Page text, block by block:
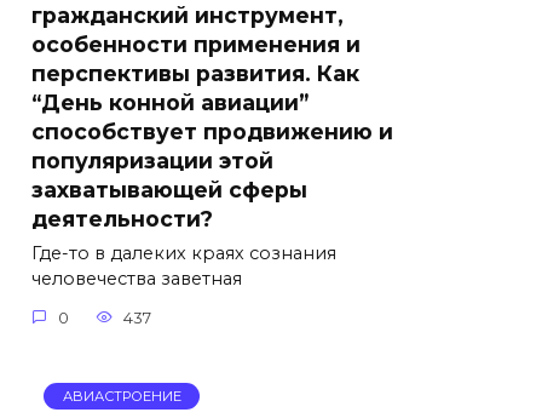
гражданский инструмент,
особенности применения и
перспективы развития. Как
“День конной авиации”
способствует продвижению и
популяризации этой
захватывающей сферы
деятельности?
Где-то в далеких краях сознания
человечества заветная
0 437
АВИАСТРОЕНИЕ